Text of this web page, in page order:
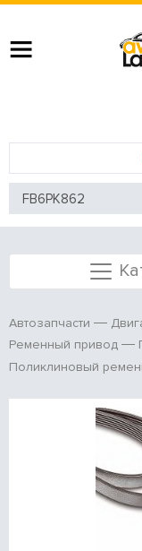
Автозапчасти
Ременный привод
Поликлиновый